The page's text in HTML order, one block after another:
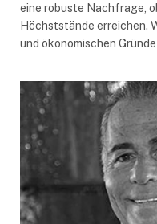
eine robuste Nachfrage,
Höchststände erreichen.
und ökonomischen